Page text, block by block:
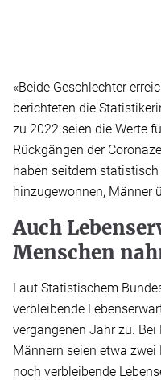
«Beide Geschlechter
berichteten die
zu 2022 seien die Werte
Rückgängen der
haben seitdem
hinzugewonnen, Männer
Auch
Menschen
Laut Statistischem
verbleibende
vergangenen Jahr zu.
Männern seien etwa
noch verbleibende